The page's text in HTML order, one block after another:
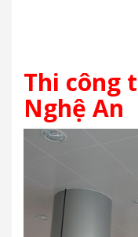
Thi công
Nghệ An